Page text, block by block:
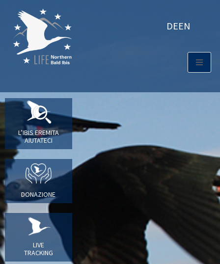
DEEN
L’IBIS EREMITA
AIUTATECI
DONAZIONE
LIVE
TRACKING